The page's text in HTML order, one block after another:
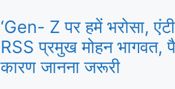
‘Gen- Z पर हमें भरोसा,
RSS प्रमुख मोहन
कारण जानना जरूरी